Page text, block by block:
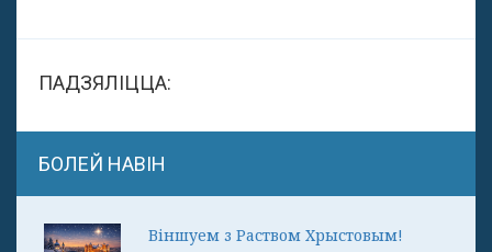
ПАДЗЯЛІЦЦА:
БОЛЕЙ НАВІН
Віншуем з Раством Хрыстовым!